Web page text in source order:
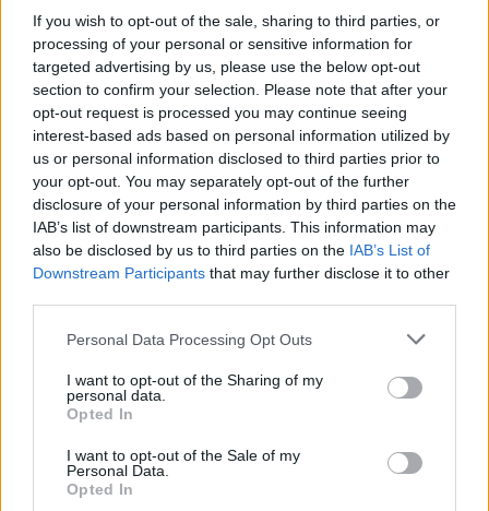
If you wish to opt-out of the sale, sharing to third parties, or
processing of your personal or sensitive information for
targeted advertising by us, please use the below opt-out
section to confirm your selection. Please note that after your
opt-out request is processed you may continue seeing
interest-based ads based on personal information utilized by
us or personal information disclosed to third parties prior to
your opt-out. You may separately opt-out of the further
disclosure of your personal information by third parties on the
IAB’s list of downstream participants. This information may
also be disclosed by us to third parties on the IAB’s List of
Downstream Participants that may further disclose it to other
Personal Data Processing Opt Outs
I want to opt-out of the Sharing of my
personal data.
Opted In
I want to opt-out of the Sale of my
Personal Data.
Opted In
Trascorso un anno, l’opzione messageverrà
automaticamente bloccata e potrà essere riattivata
alla regolare tariffa. Anche la normale tariffa di
Sunrise per l’invio di messaggi è tra le più
vantaggiose:. Un SMS costa 10 ct. e un MMS 50 ct.
(in Svizzera).
CONDIVIDI QUESTO ARTICOLO:
E-mail LinkedIn
X